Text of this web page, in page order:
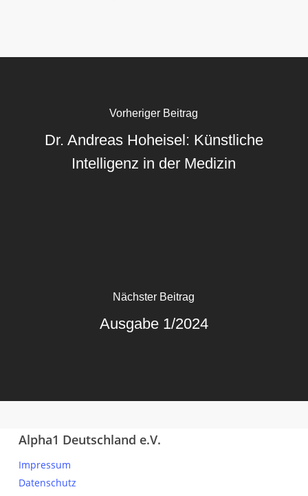
Vorheriger Beitrag
Dr. Andreas Hoheisel: Künstliche
Intelligenz in der Medizin
Nächster Beitrag
Ausgabe 1/2024
Alpha1 Deutschland e.V.
Impressum
Datenschutz